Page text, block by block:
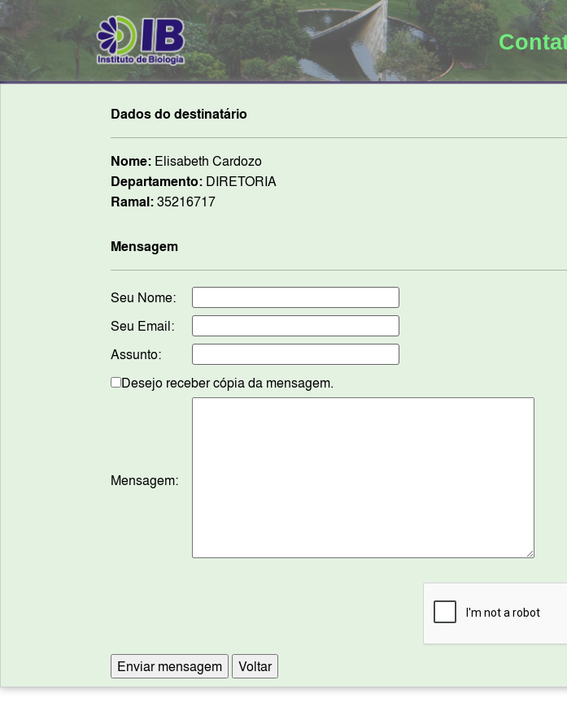
Dados do destinatário
Nome:Elisabeth Cardozo
Departamento:DIRETORIA
Ramal:35216717
Mensagem
Seu Nome:
Seu Email:
Assunto:
Desejo receber cópia da mensagem.
Mensagem: